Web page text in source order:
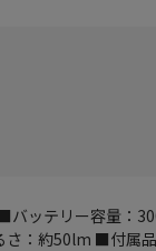
バッテリー容量：
：約50lm ■付属